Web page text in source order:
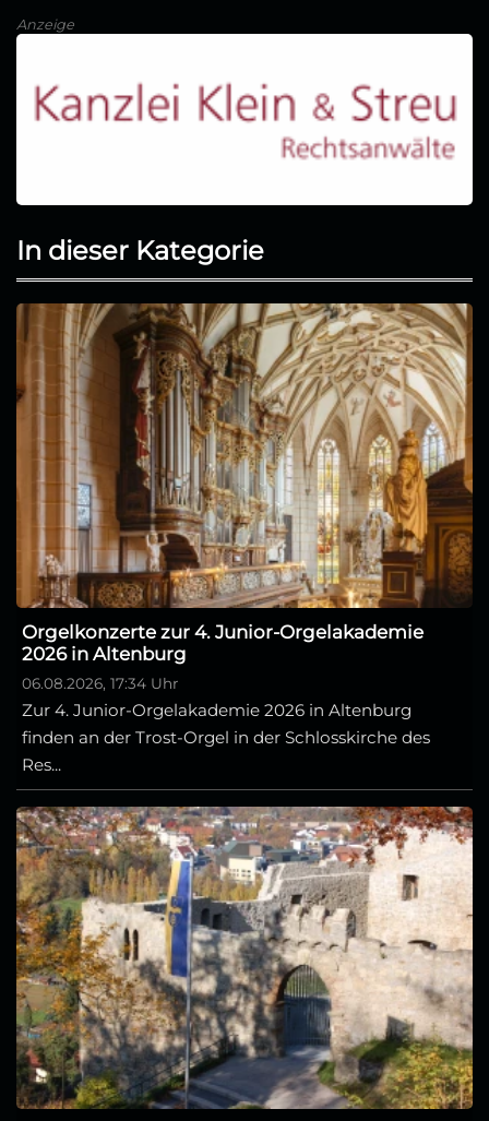
Anzeige
In dieser Kategorie
Orgelkonzerte zur 4. Junior-Orgelakademie
2026 in Altenburg
06.08.2026, 17:34 Uhr
Zur 4. Junior-Orgelakademie 2026 in Altenburg
finden an der Trost-Orgel in der Schlosskirche des
Res...